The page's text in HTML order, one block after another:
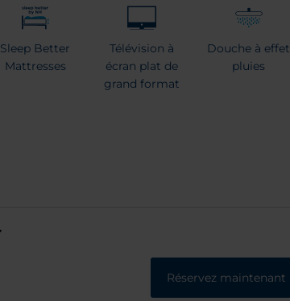
Sleep Better
Mattresses
Télévision à
écran plat de
grand format
Douche à effet
pluies
Réservez maintenant